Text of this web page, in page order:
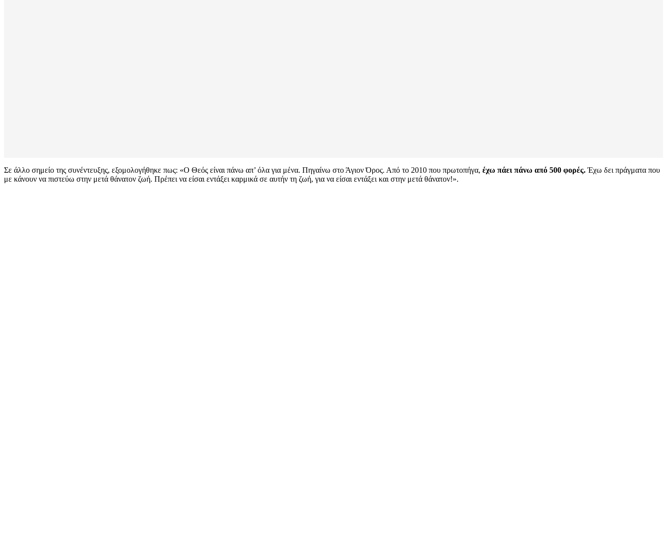
Σε άλλο σημείο της συνέντευξης, εξομολογήθηκε πως: «Ο Θεός είναι πάνω απ’ όλα για μένα. Πηγαίνω στο Άγιον Όρος. Από το 2010 που πρωτοπήγα, έχω πάει πάνω από 500 φορές.Έχω δει πράγματα που
με κάνουν να πιστεύω στην μετά θάνατον ζωή. Πρέπει να είσαι εντάξει καρμικά σε αυτήν τη ζωή, για να είσαι εντάξει και στην μετά θάνατον!».